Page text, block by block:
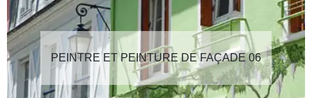
PEINTRE ET PEINTURE DE FAÇADE 06